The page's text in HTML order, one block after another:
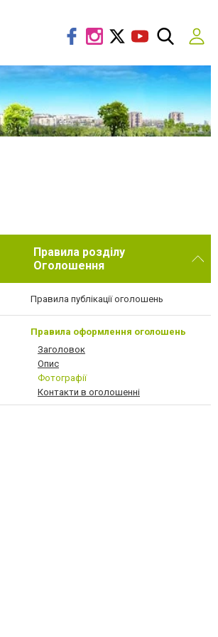
Правила розділу
Оголошення
Правила публікації оголошень
Правила оформлення оголошень
Заголовок
Опис
Фотографії
Контакти в оголошенні